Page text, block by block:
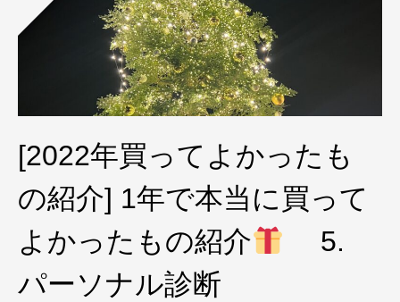
[2022年買ってよかったも
の紹介] 1年で本当に買って
よかったもの紹介
5.
パーソナル診断